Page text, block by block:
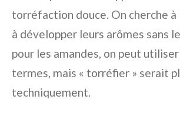
torréfaction douce. On cherche
à développer leurs arômes sans
pour les amandes, on peut
termes, mais « torréfier » serait
techniquement.